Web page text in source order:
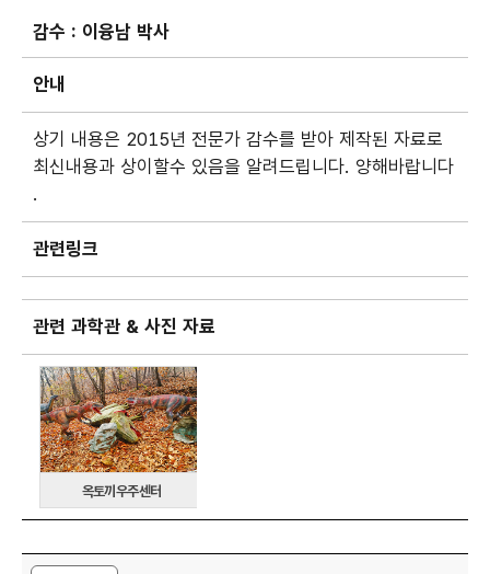
감수 : 이융남 박사
안내
상기 내용은 2015년 전문가 감수를 받아 제작된 자료로
최신내용과 상이할수 있음을 알려드립니다. 양해바랍니다
.
관련링크
관련 과학관 & 사진 자료
옥토끼우주센터